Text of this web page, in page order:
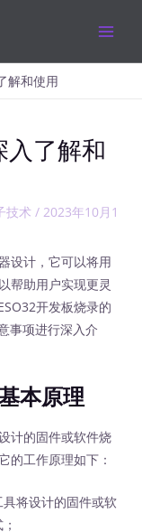
解和使用
入了解和
技术 /2023年10月1
设计，它可以将用
帮助用户实现更灵
开发板烧录的
事项进行深入介
本原理
计的固件或软件烧
的工作原理如下：
将设计的固件或软